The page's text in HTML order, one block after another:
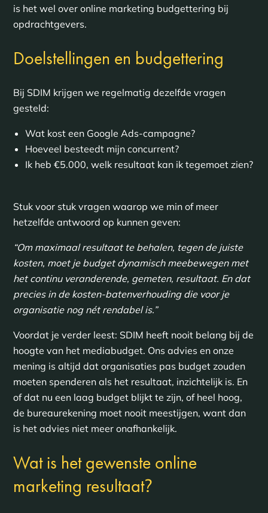
is het wel over online marketing budgettering bij
opdrachtgevers.
Doelstellingen en budgettering
Bij SDIM krijgen we regelmatig dezelfde vragen
gesteld:
Wat kost een Google Ads-campagne?
Hoeveel besteedt mijn concurrent?
Ik heb €5.000, welk resultaat kan ik tegemoet zien?
Stuk voor stuk vragen waarop we min of meer
hetzelfde antwoord op kunnen geven:
“Om maximaal resultaat te behalen, tegen de juiste
kosten, moet je budget dynamisch meebewegen met
het continu veranderende, gemeten, resultaat. En dat
precies in de kosten-batenverhouding die voor je
organisatie nog nét rendabel is.”
Voordat je verder leest: SDIM heeft nooit belang bij de
hoogte van het mediabudget. Ons advies en onze
mening is altijd dat organisaties pas budget zouden
moeten spenderen als het resultaat, inzichtelijk is. En
of dat nu een laag budget blijkt te zijn, of heel hoog,
de bureaurekening moet nooit meestijgen, want dan
is het advies niet meer onafhankelijk.
Wat is het gewenste online
marketing resultaat?